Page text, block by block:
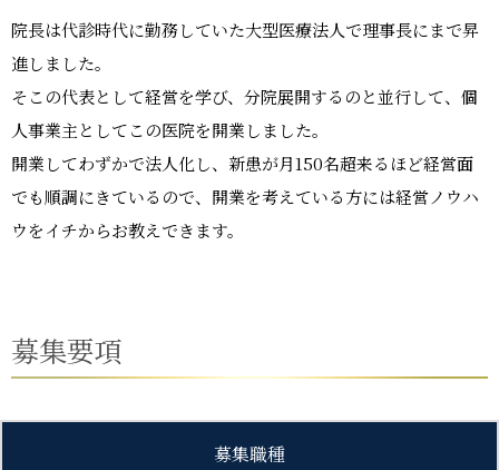
院長は代診時代に勤務していた大型医療法人で理事長にまで昇
進しました。
そこの代表として経営を学び、分院展開するのと並行して、個
人事業主としてこの医院を開業しました。
開業してわずかで法人化し、新患が月150名超来るほど経営面
でも順調にきているので、開業を考えている方には経営ノウハ
ウをイチからお教えできます。
募集要項
募集職種